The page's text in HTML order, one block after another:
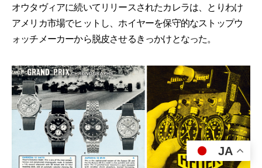
オウタヴィアに続いてリリースされたカレラは、とりわけ
アメリカ市場でヒットし、ホイヤーを保守的なストップウ
ォッチメーカーから脱皮させるきっかけとなった。
JA